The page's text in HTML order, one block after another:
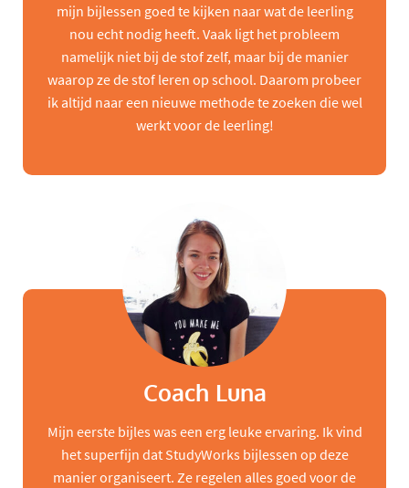
mijn bijlessen goed te kijken naar wat de leerling
nou echt nodig heeft. Vaak ligt het probleem
namelijk niet bij de stof zelf, maar bij de manier
waarop ze de stof leren op school. Daarom probeer
ik altijd naar een nieuwe methode te zoeken die wel
werkt voor de leerling!
Coach Luna
Mijn eerste bijles was een erg leuke ervaring. Ik vind
het superfijn dat StudyWorks bijlessen op deze
manier organiseert. Ze regelen alles goed voor de